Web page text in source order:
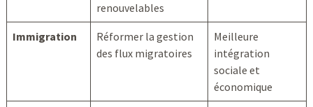
renouvelables
Immigration
Réformer la gestion
des flux migratoires
Meilleure
intégration
sociale et
économique